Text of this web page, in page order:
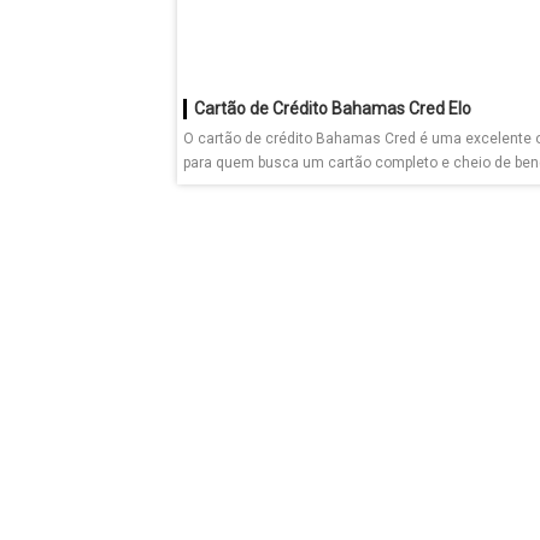
Cartão de Crédito Bahamas Cred Elo
O cartão de crédito Bahamas Cred é uma excelente
para quem busca um cartão completo e cheio de